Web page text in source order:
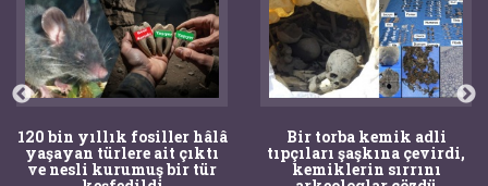
Bir torba kemik adli
tıpçıları şaşkına çevirdi,
kemiklerin sırrını
Mandalya Körfezi’nde
denize dalan çocuğun
dikkati arkeolojik keşife